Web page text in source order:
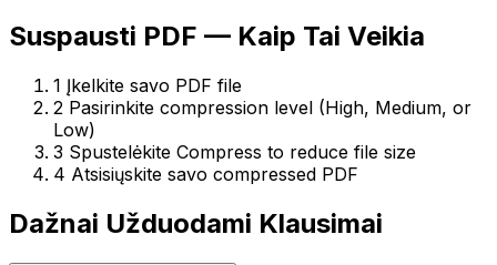
Suspausti PDF — Kaip Tai Veikia
1 Įkelkite savo PDF file
2 Pasirinkite compression level (High, Medium, or
Low)
3 Spustelėkite Compress to reduce file size
4 Atsisiųskite savo compressed PDF
Dažnai Užduodami Klausimai